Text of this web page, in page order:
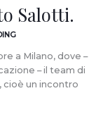
Salotti.
a Milano, dove –
– il team di
cioè un incontro